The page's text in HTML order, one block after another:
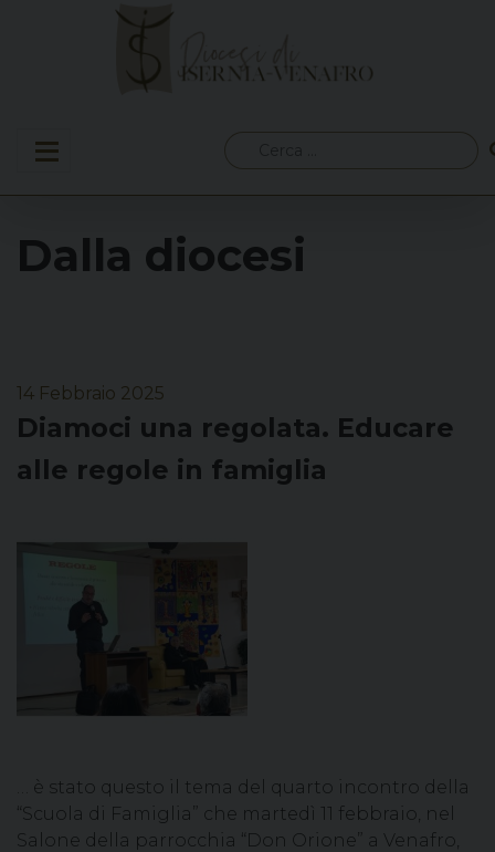
per:
Dalla diocesi
14 Febbraio 2025
Diamoci una regolata. Educare
alle regole in famiglia
… è stato questo il tema del quarto incontro della
“Scuola di Famiglia” che martedì 11 febbraio, nel
Salone della parrocchia “Don Orione” a Venafro,